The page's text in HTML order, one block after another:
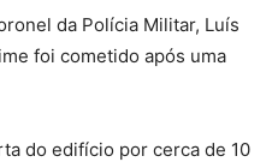
da Polícia Militar, Luís
foi cometido após uma
do edifício por cerca de 10